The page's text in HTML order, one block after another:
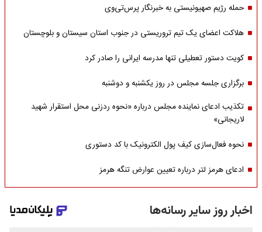
حمله رژیم صهیونیستی به خبرنگار پرس‌تی‌وی
هلاکت اعضای یک تیم تروریستی در جنوب استان سیستان و بلوچستان
کویت دستور تعطیلی تنها مدرسه ایرانی را صادر کرد
برگزاری جلسه مجلس در روز یکشنبه و دوشنبه
تکذیب ادعای نماینده مجلس درباره «نحوه ردزنی محل استقرار شهید
لاریجانی»
نحوه فعال‌سازی کیف پول الکترونیک با کد دستوری
ادعای هرمز لتر درباره تعیین عوارض تنگه هرمز